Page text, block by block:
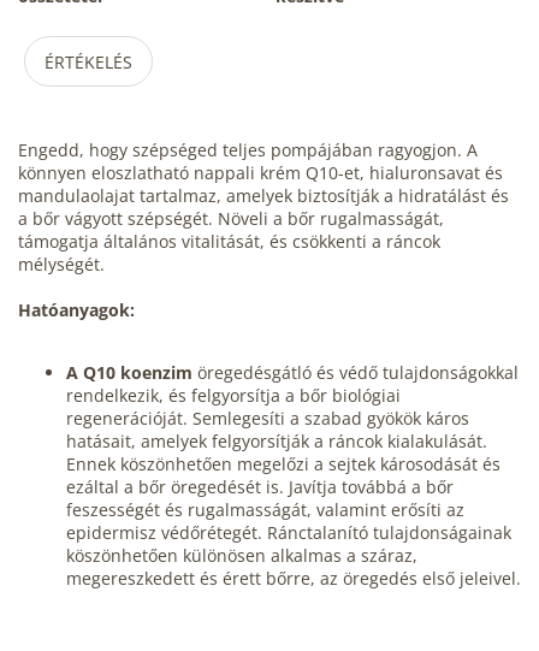
ÉRTÉKELÉS
Engedd, hogy szépséged teljes pompájában ragyogjon. A
könnyen eloszlatható nappali krém Q10-et, hialuronsavat és
mandulaolajat tartalmaz, amelyek biztosítják a hidratálást és
a bőr vágyott szépségét. Növeli a bőr rugalmasságát,
támogatja általános vitalitását, és csökkenti a ráncok
mélységét.
Hatóanyagok:
A Q10 koenzim öregedésgátló és védő tulajdonságokkal
rendelkezik, és felgyorsítja a bőr biológiai
regenerációját. Semlegesíti a szabad gyökök káros
hatásait, amelyek felgyorsítják a ráncok kialakulását.
Ennek köszönhetően megelőzi a sejtek károsodását és
ezáltal a bőr öregedését is. Javítja továbbá a bőr
feszességét és rugalmasságát, valamint erősíti az
epidermisz védőrétegét. Ránctalanító tulajdonságainak
köszönhetően különösen alkalmas a száraz,
megereszkedett és érett bőrre, az öregedés első jeleivel.